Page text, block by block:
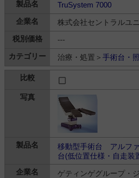
TruSystem 7000
株式会社セントラルユニ
---
治療・処置＞ 手術台・
移動型手術台 アルフ
台(低位置仕様・自走
ゲティンゲグループ・